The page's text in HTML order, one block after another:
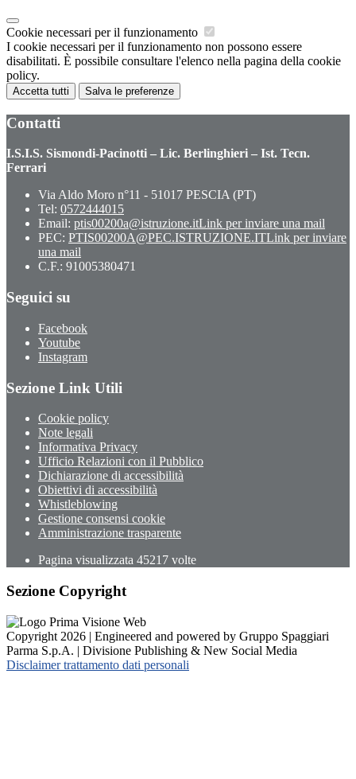
Cookie necessari per il funzionamento
I cookie necessari per il funzionamento non possono essere
disabilitati. È possibile consultare l'elenco nella pagina della cookie
policy.
Accetta tutti Salva le preferenze
Contatti
I.S.I.S. Sismondi-Pacinotti – Lic. Berlinghieri – Ist. Tecn.
Ferrari
Via Aldo Moro n°11 - 51017 PESCIA (PT)
Tel: 0572444015
Email: ptis00200a@istruzione.itLink per inviare una mail
PEC: PTIS00200A@PEC.ISTRUZIONE.ITLink per inviare
una mail
C.F.: 91005380471
Seguici su
Facebook
Youtube
Instagram
Sezione Link Utili
Cookie policy
Note legali
Informativa Privacy
Ufficio Relazioni con il Pubblico
Dichiarazione di accessibilità
Obiettivi di accessibilità
Whistleblowing
Gestione consensi cookie
Amministrazione trasparente
Pagina visualizzata 45217 volte
Sezione Copyright
Copyright 2026 | Engineered and powered by Gruppo Spaggiari
Parma S.p.A. | Divisione Publishing & New Social Media
Disclaimer trattamento dati personali